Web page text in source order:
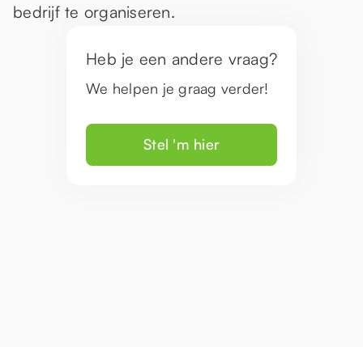
bedrijf te organiseren.
Heb je een andere vraag?
We helpen je graag verder!
Stel 'm hier